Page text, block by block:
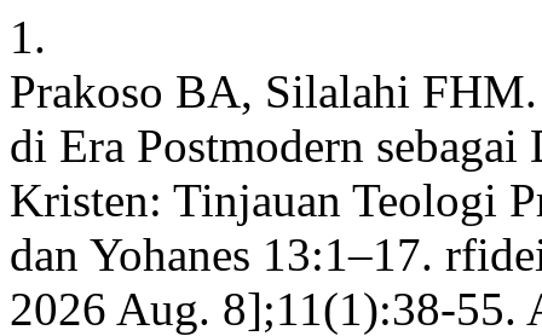
1.
Prakoso BA, Silalahi
di Era Postmodern sebagai
Kristen: Tinjauan Teologi
dan Yohanes 13:1–17.
2026 Aug. 8];11(1):38-55.